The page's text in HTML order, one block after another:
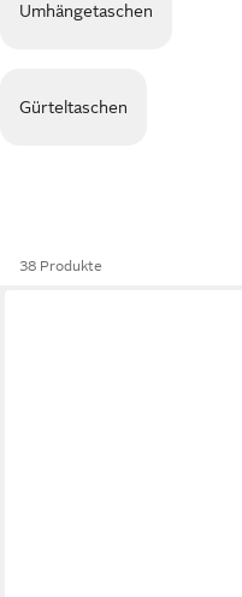
Umhängetaschen
Gürteltaschen
38 Produkte